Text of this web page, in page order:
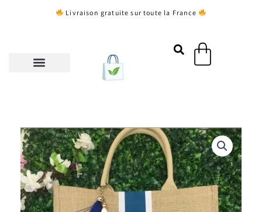
Livraison gratuite sur toute la France
Panier